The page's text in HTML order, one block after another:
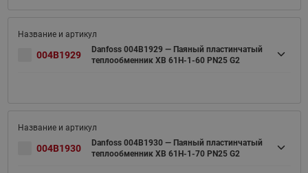
004B1929
Danfoss 004B1929 — Паяный пластинчатый
теплообменник XB 61H-1-60 PN25 G2
004B1930
Danfoss 004B1930 — Паяный пластинчатый
теплообменник XB 61H-1-70 PN25 G2